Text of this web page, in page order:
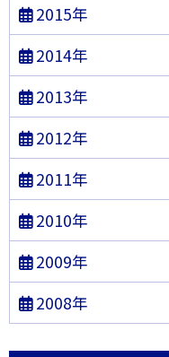
2015年
2014年
2013年
2012年
2011年
2010年
2009年
2008年